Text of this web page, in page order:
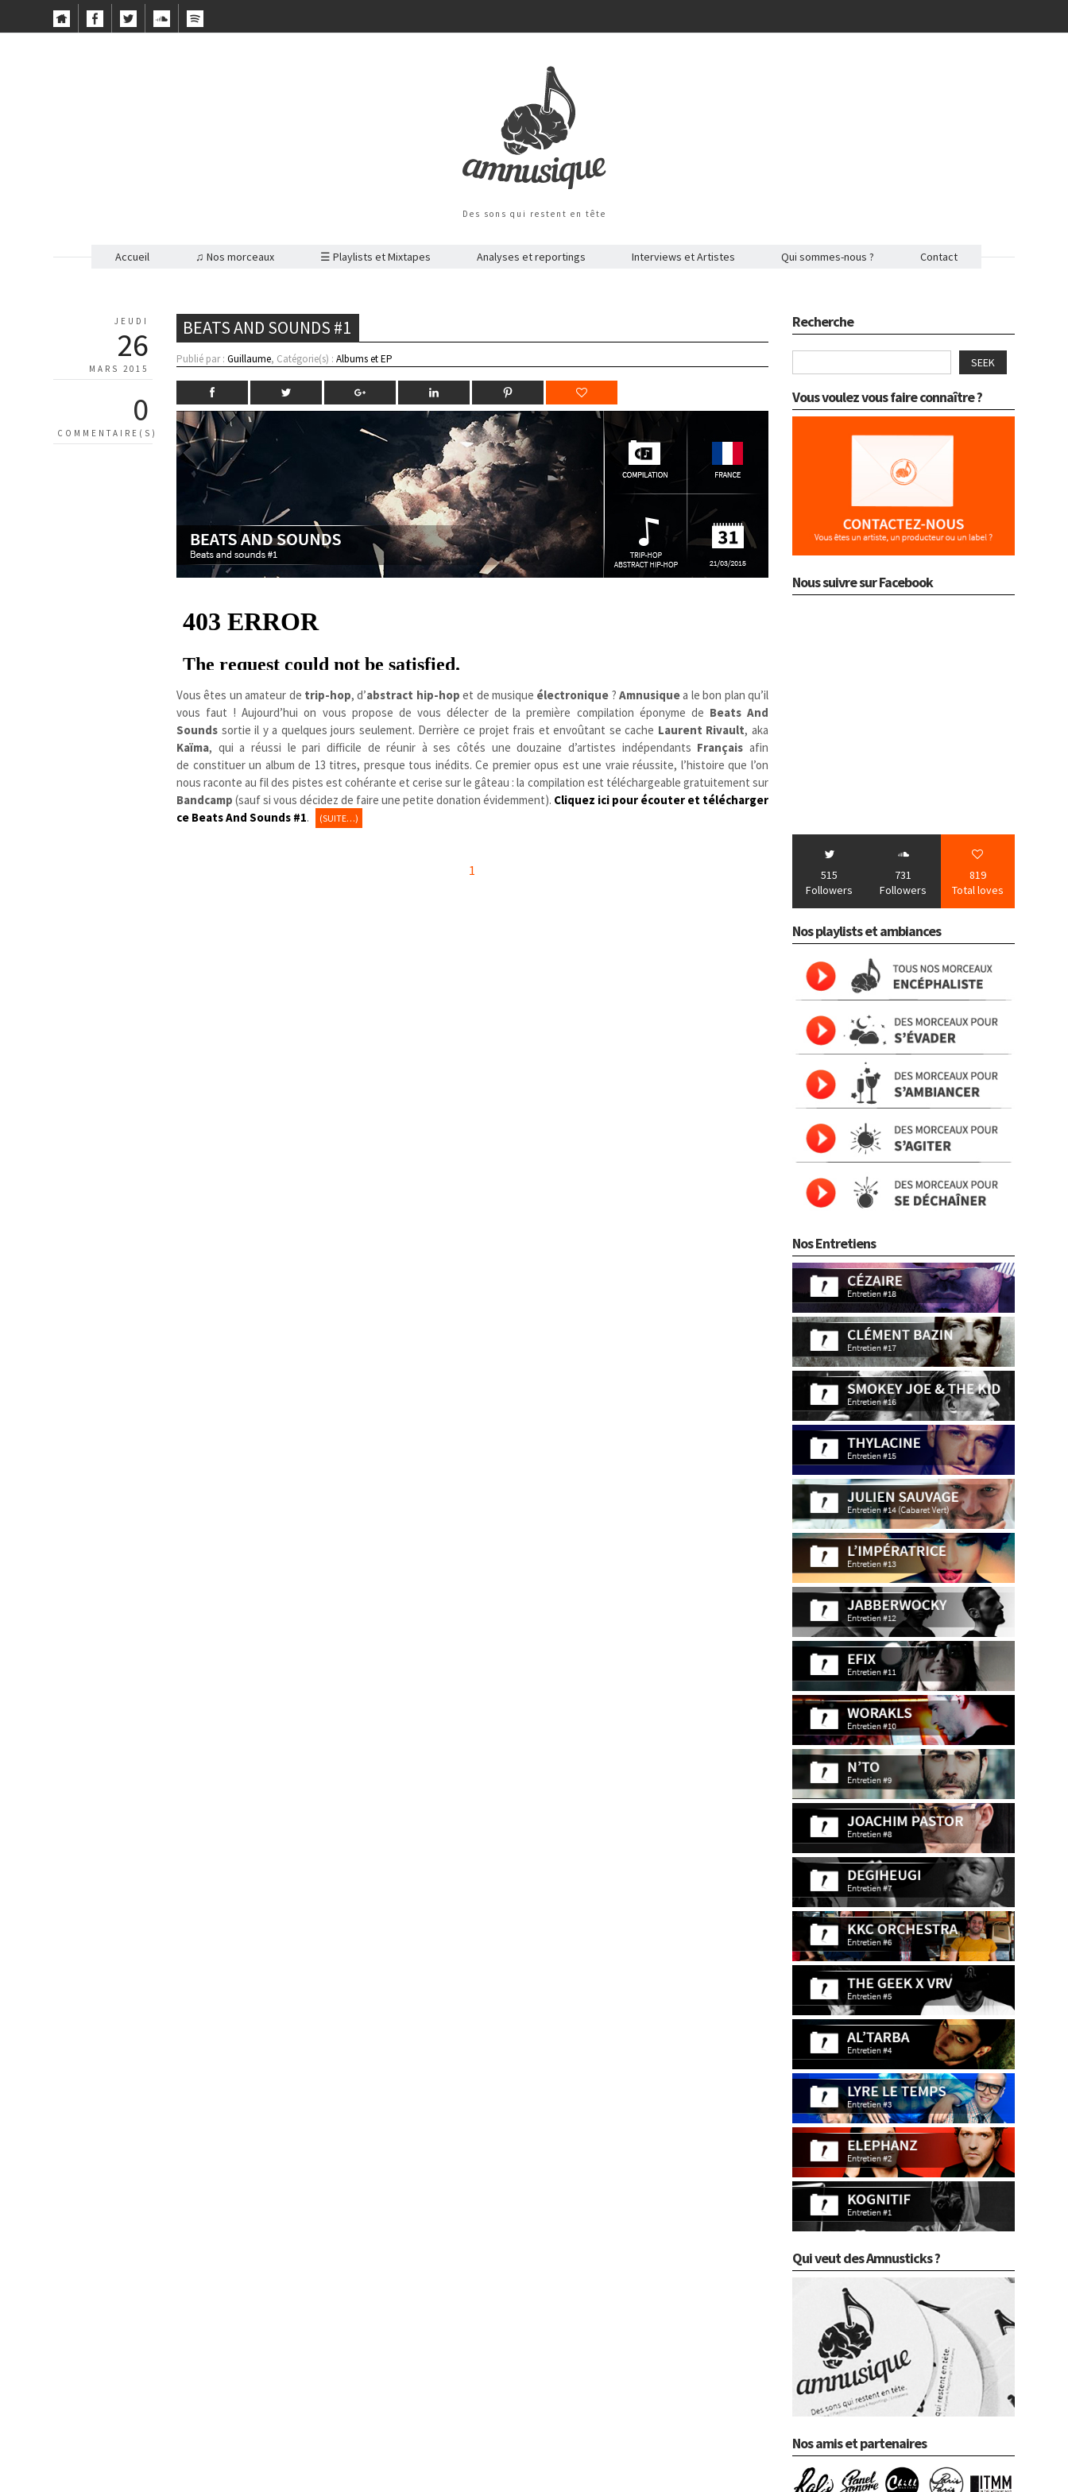
Des sons qui restent en tête
Accueil ♫ Nos morceaux ☰ Playlists et Mixtapes Analyses et reportings Interviews et Artistes Qui sommes-nous ? Contact
JEUDI
26
MARS 2015
0
COMMENTAIRE(S)
BEATS AND SOUNDS #1
Publié par :Guillaume, Catégorie(s) :Albums et EP
Vous êtes un amateur de trip-hop, d’abstract hip-hop et de musique électronique ?Amnusiquea le bon plan qu’il
vous faut ! Aujourd’hui on vous propose de vous délecter de la première compilation éponyme de Beats And
Sounds sortie il y a quelques jours seulement. Derrière ce projet frais et envoûtant se cache Laurent Rivault, aka
Kaïma, qui a réussi le pari difficile de réunir à ses côtés une douzaine d’artistes indépendants Français afin
de constituer un album de 13 titres, presque tous inédits. Ce premier opus est une vraie réussite, l’histoire que l’on
nous raconte au fil des pistes est cohérante et cerise sur le gâteau : la compilation est téléchargeable gratuitement sur
Bandcamp (sauf si vous décidez de faire une petite donation évidemment). Cliquez ici pour écouter et télécharger
ce Beats And Sounds #1. (SUITE…)
1
Recherche
SEEK
Vous voulez vous faire connaître ?
Nous suivre sur Facebook
515
Followers
731
Followers
819
Total loves
Nos playlists et ambiances
Nos Entretiens
Qui veut des Amnusticks ?
Nos amis et partenaires